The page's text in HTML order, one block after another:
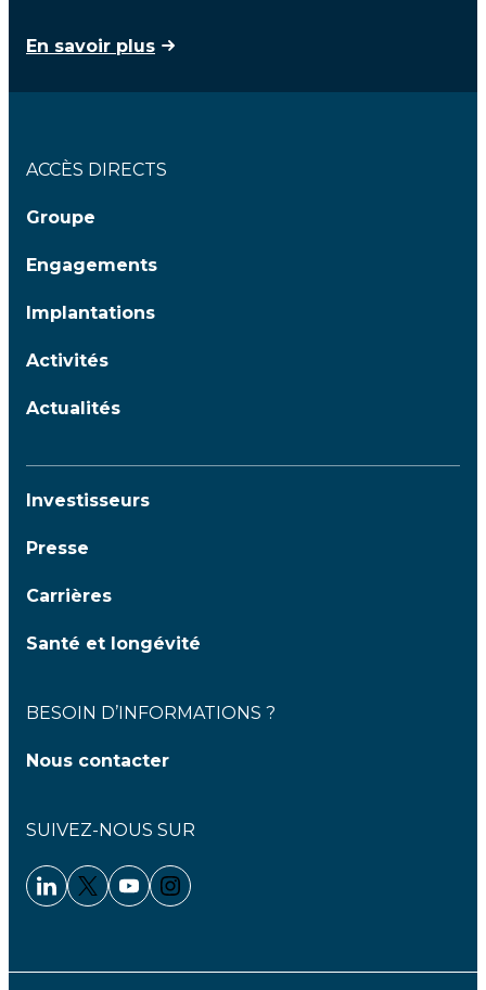
En savoir plus
ACCÈS DIRECTS
Groupe
Engagements
Implantations
Activités
Actualités
Investisseurs
Presse
Carrières
Santé et longévité
BESOIN D’INFORMATIONS ?
Nous contacter
SUIVEZ-NOUS SUR
Linkedin - Clariane
Twitter - Clariane
Youtube - Clariane
Instagram - Clariane